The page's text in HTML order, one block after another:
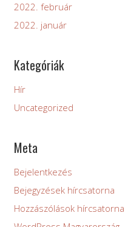
2022. február
2022. január
Kategóriák
Hír
Uncategorized
Meta
Bejelentkezés
Bejegyzések hírcsatorna
Hozzászólások hírcsatorna